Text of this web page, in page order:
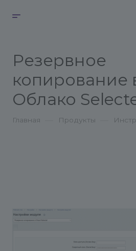
Резервное
копирование
Облако
Главная Продукты